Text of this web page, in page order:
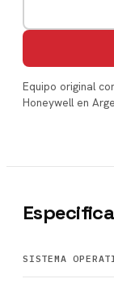
Equipo original
Honeywell en
SISTEMA